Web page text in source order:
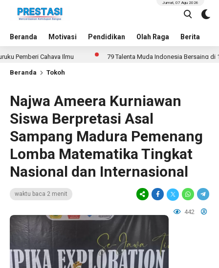
Beranda Motivasi Pendidikan Olah Raga Berita
Jumat, 07 Agu 2026
Cahaya Ilmu 79 Talenta Muda Indonesia Bersaing di 14
Beranda Tokoh
Najwa Ameera Kurniawan
Siswa Berpretasi Asal
Sampang Madura Pemenang
Lomba Matematika Tingkat
Nasional dan Internasional
waktu baca 2 menit
442